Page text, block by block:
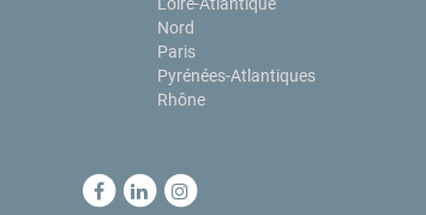
Nord
Paris
Pyrénées-Atlantiques
Rhône